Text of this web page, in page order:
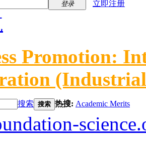
登录 立即注册
Promotion:
搜索 搜索 热搜: Academic Merits